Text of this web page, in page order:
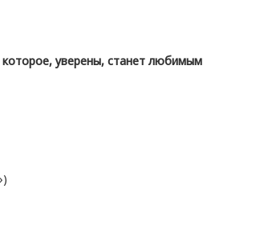
уверены, станет любимым